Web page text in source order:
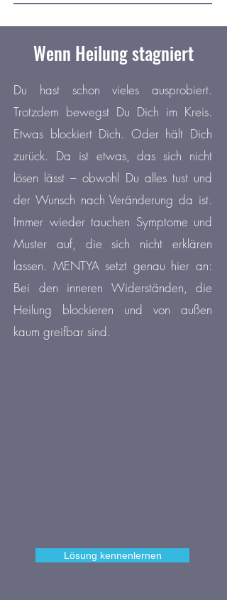
Wenn Heilung stagniert
Du hast schon vieles ausprobiert.
Trotzdem bewegst Du Dich im Kreis.
Etwas blockiert Dich. Oder hält Dich
zurück. Da ist etwas, das sich nicht
lösen lässt– obwohl Du alles tust und
der Wunsch nach Veränderung da ist.
Immer wieder tauchen Symptome und
Muster auf, die sich nicht erklären
lassen. MENTYA setzt genau hier an:
Bei den inneren Widerständen, die
Heilung blockieren und von außen
kaum greifbar sind.
Lösung kennenlernen